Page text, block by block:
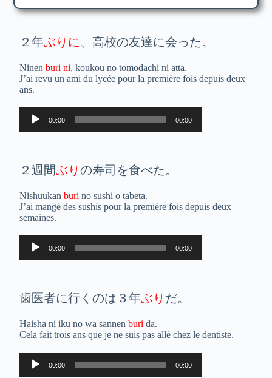
２年ぶりに、高校の友達に会った。
Ninenburi ni, koukou no tomodachi ni atta.
J’ai revu un ami du lycée pour la première fois depuis deux
ans.
Lecteur
audio
00:00 00:00
２週間ぶりの寿司を食べた。
Nishuukanburi no sushi o tabeta.
J’ai mangé des sushis pour la première fois depuis deux
semaines.
Lecteur
audio
00:00 00:00
歯医者に行くのは３年ぶり だ。
Haisha ni iku no wa sannenburi da.
Cela fait trois ans que je ne suis pas allé chez le dentiste.
Lecteur
audio
00:00 00:00